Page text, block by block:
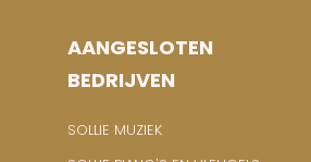
AANGESLOTEN
BEDRIJVEN
SOLLIE MUZIEK